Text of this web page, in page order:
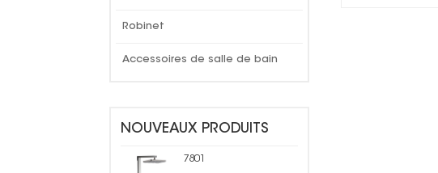
Robinet
Accessoires de salle de bain
NOUVEAUX PRODUITS
7801